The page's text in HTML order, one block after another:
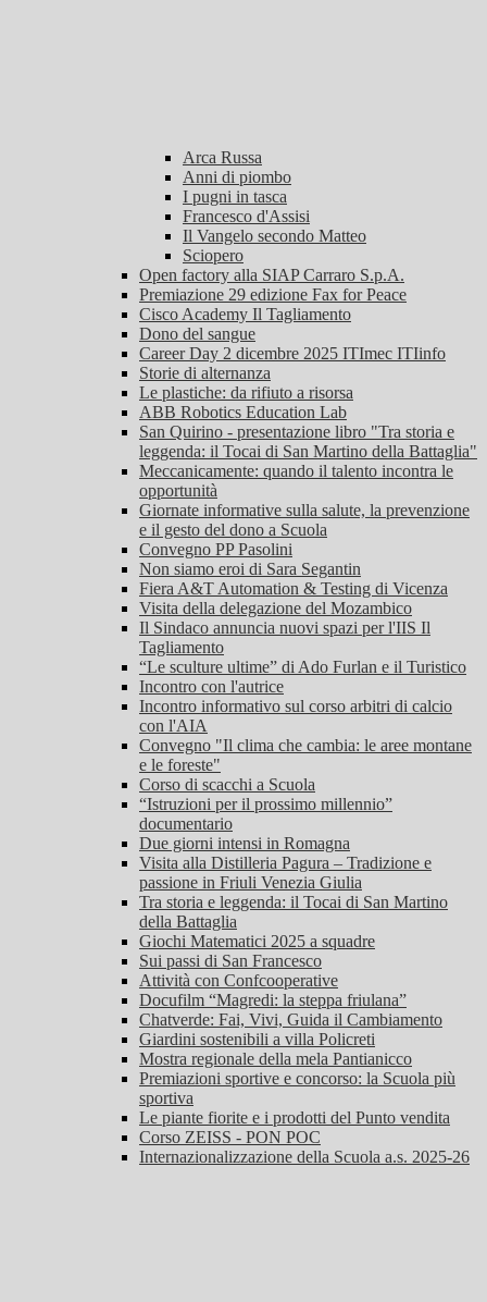
Arca Russa
Anni di piombo
I pugni in tasca
Francesco d'Assisi
Il Vangelo secondo Matteo
Sciopero
Open factory alla SIAP Carraro S.p.A.
Premiazione 29 edizione Fax for Peace
Cisco Academy Il Tagliamento
Dono del sangue
Career Day 2 dicembre 2025 ITImec ITIinfo
Storie di alternanza
Le plastiche: da rifiuto a risorsa
ABB Robotics Education Lab
San Quirino - presentazione libro "Tra storia e
leggenda: il Tocai di San Martino della Battaglia"
Meccanicamente: quando il talento incontra le
opportunità
Giornate informative sulla salute, la prevenzione
e il gesto del dono a Scuola
Convegno PP Pasolini
Non siamo eroi di Sara Segantin
Fiera A&T Automation & Testing di Vicenza
Visita della delegazione del Mozambico
Il Sindaco annuncia nuovi spazi per l'IIS Il
Tagliamento
“Le sculture ultime” di Ado Furlan e il Turistico
Incontro con l'autrice
Incontro informativo sul corso arbitri di calcio
con l'AIA
Convegno "Il clima che cambia: le aree montane
e le foreste"
Corso di scacchi a Scuola
“Istruzioni per il prossimo millennio”
documentario
Due giorni intensi in Romagna
Visita alla Distilleria Pagura – Tradizione e
passione in Friuli Venezia Giulia
Tra storia e leggenda: il Tocai di San Martino
della Battaglia
Giochi Matematici 2025 a squadre
Sui passi di San Francesco
Attività con Confcooperative
Docufilm “Magredi: la steppa friulana”
Chatverde: Fai, Vivi, Guida il Cambiamento
Giardini sostenibili a villa Policreti
Mostra regionale della mela Pantianicco
Premiazioni sportive e concorso: la Scuola più
sportiva
Le piante fiorite e i prodotti del Punto vendita
Corso ZEISS - PON POC
Internazionalizzazione della Scuola a.s. 2025-26